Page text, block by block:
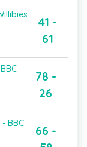
41 -
61
78 -
26
BBC
66 -